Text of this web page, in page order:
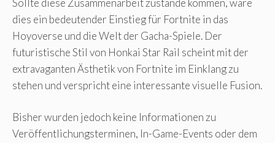
Sollte diese Zusammenarbeit zustande kommen, wäre
dies ein bedeutender Einstieg für Fortnite in das
Hoyoverse und die Welt der Gacha-Spiele. Der
futuristische Stil von Honkai Star Rail scheint mit der
extravaganten Ästhetik von Fortnite im Einklang zu
stehen und verspricht eine interessante visuelle Fusion.
Bisher wurden jedoch keine Informationen zu
Veröffentlichungsterminen, In-Game-Events oder dem